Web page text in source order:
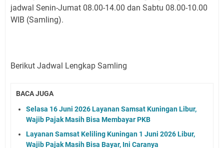
jadwal Senin-Jumat 08.00-14.00 dan Sabtu 08.00-10.00
WIB (Samling).
Berikut Jadwal Lengkap Samling
BACA JUGA
Selasa 16 Juni 2026 Layanan Samsat Kuningan Libur,
Wajib Pajak Masih Bisa Membayar PKB
Layanan Samsat Keliling Kuningan 1 Juni 2026 Libur,
Wajib Pajak Masih Bisa Bayar, Ini Caranya